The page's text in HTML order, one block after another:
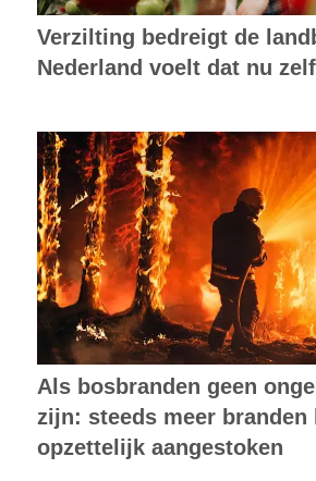
Verzilting bedreigt de
Nederland voelt dat nu zelf
Als bosbranden geen
zijn: steeds meer branden
opzettelijk aangestoken